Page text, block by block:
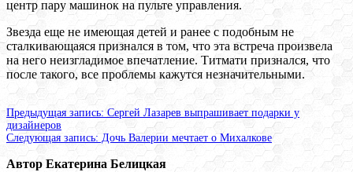
центр пару машинок на пульте управления.
Звезда еще не имеющая детей и ранее с подобным не
сталкивающаяся признался в том, что эта встреча произвела
на него неизгладимое впечатление. Титмати признался, что
после такого, все проблемы кажутся незначительными.
Предыдущая запись: Сергей Лазарев выпрашивает подарки у
дизайнеров
Следующая запись: Дочь Валерии мечтает о Михалкове
Автор Екатерина Белицкая